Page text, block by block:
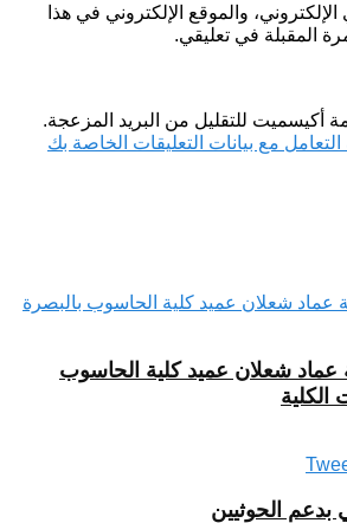
والموقع الإلكتروني في هذا
المقبلة في تعليقي.
أكيسميت للتقليل من البريد المزعجة.
مع بيانات التعليقات الخاصة بك
شعلان عميد كلية الحاسوب
الكلية
بدعم الحوثيين